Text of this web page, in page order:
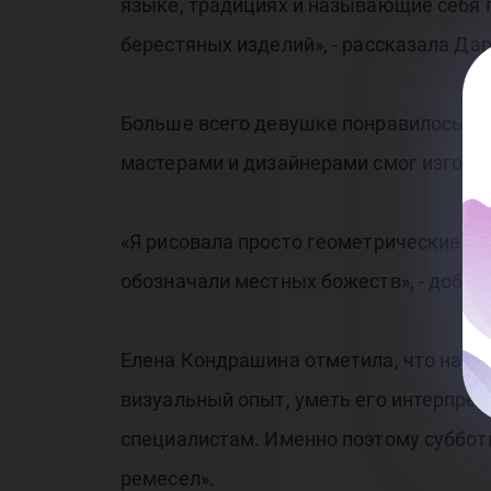
языке, традициях и называющие себя
берестяных изделий», - рассказала
Больше всего девушке понравилось
мастерами и дизайнерами смог
«Я рисовала просто геометрические
обозначали местных божеств», -
Елена Кондрашина отметила, что
визуальный опыт, уметь его
специалистам. Именно поэтому
ремесел».